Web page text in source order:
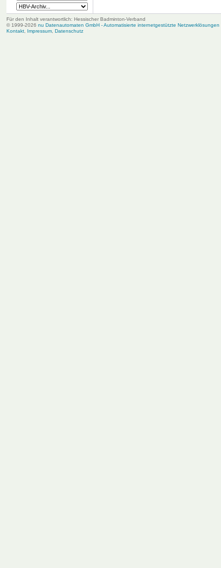
Für den Inhalt verantwortlich: Hessischer Badminton-Verband
© 1999-2026 nu Datenautomaten GmbH - Automatisierte internetgestützte Netzwerklösungen
Kontakt, Impressum, Datenschutz